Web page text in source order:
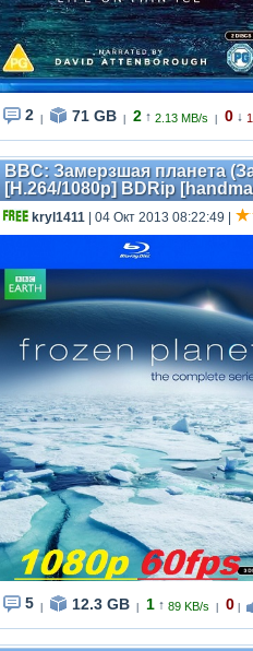
2 71 GB 2 ↑ 2.13 MB/s 0 ↓
BBC: Замерзшая планета
[H.264/1080p] BDRip
kryl1411 | 04 Окт 2013 08:22:49
5 12.3 GB 1 ↑ 89 KB/s 0